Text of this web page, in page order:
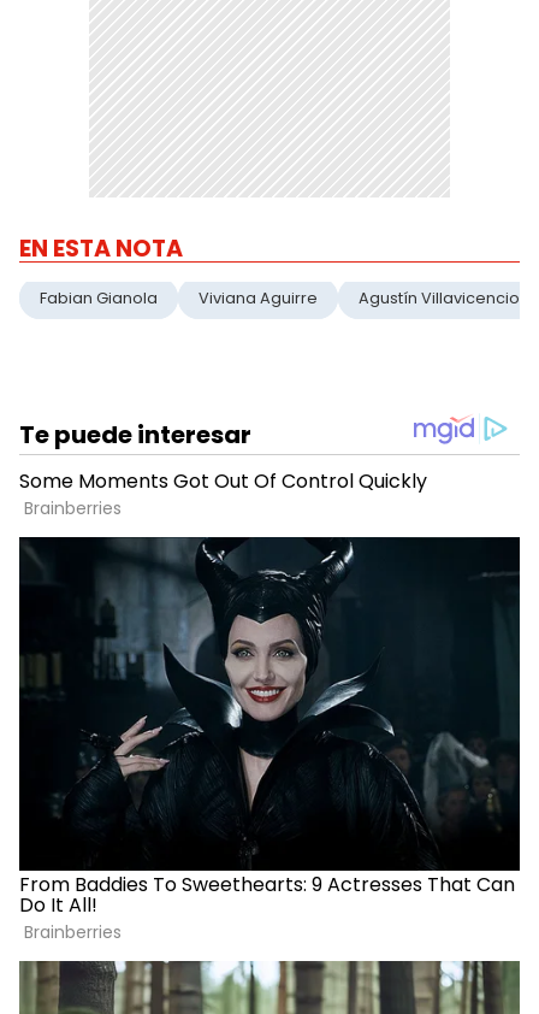
EN ESTA NOTA
Fabian Gianola Viviana Aguirre Agustín Villavicencio